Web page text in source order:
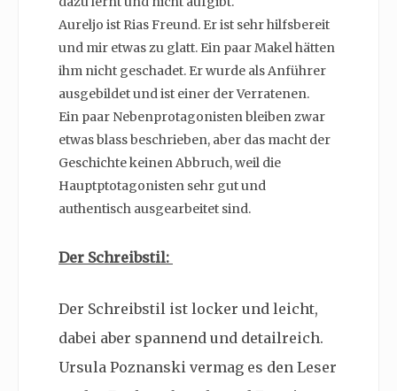
Aureljo ist Rias Freund. Er ist sehr hilfsbereit
und mir etwas zu glatt. Ein paar Makel hätten
ihm nicht geschadet. Er wurde als Anführer
ausgebildet und ist einer der Verratenen.
Ein paar Nebenprotagonisten bleiben zwar
etwas blass beschrieben, aber das macht der
Geschichte keinen Abbruch, weil die
Hauptptotagonisten sehr gut und
authentisch ausgearbeitet sind.
Der Schreibstil:
Der Schreibstil ist locker und leicht,
dabei aber spannend und detailreich.
Ursula Poznanski vermag es den Leser